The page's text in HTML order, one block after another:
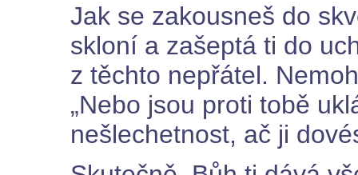
Jak se zakousneš do
skloní a zašeptá ti do
z těchto nepřátel.
„Nebo jsou proti tobě
nešlechetnost, ač ji